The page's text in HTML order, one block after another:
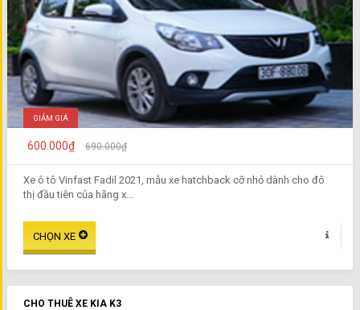
GIẢM GIÁ
600.000₫ 690.000₫
Xe ô tô Vinfast Fadil 2021, mẫu xe hatchback cỡ nhỏ dành cho đô
thị đầu tiên của hãng x...
CHO THUÊ XE KIA K3